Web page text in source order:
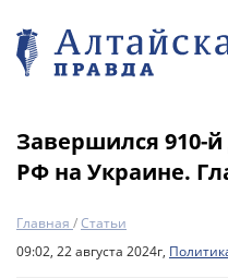
Завершился 910-
РФ на Украине.
Главная /Статьи
09:02, 22 августа 2024г,